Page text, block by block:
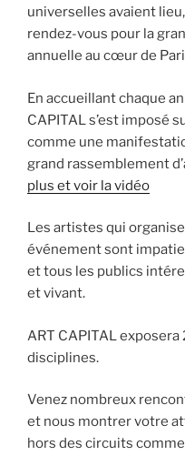
universelles avaient
rendez-vous pour la
annuelle au cœur de
En accueillant chaque
CAPITAL s’est imposé
comme une
grand rassemblement
plus et voir la vidéo
Les artistes qui
événement sont
et tous les publics
et vivant.
ART CAPITAL
disciplines.
Venez nombreux
et nous montrer votre
hors des circuits